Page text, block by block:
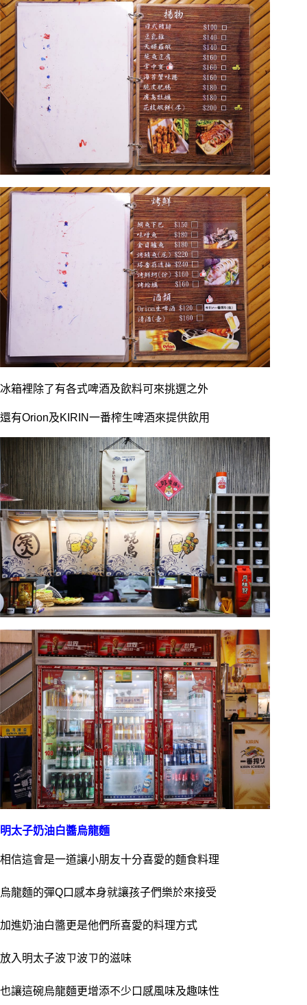
冰箱裡除了有各式啤酒及飲料可來挑選之外
還有Orion及KIRIN一番榨生啤酒來提供飲用
明太子奶油白醬烏龍麵
相信這會是一道讓小朋友十分喜愛的麵食料理
烏龍麵的彈Q口感本身就讓孩子們樂於來接受
加進奶油白醬更是他們所喜愛的料理方式
放入明太子波ㄗ波ㄗ的滋味
也讓這碗烏龍麵更增添不少口感風味及趣味性